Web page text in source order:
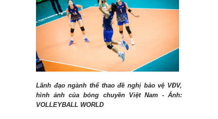
Lãnh đạo ngành thể thao đề nghị bảo vệ VĐV,
hình ảnh của bóng chuyền Việt Nam - Ảnh:
VOLLEYBALL WORLD